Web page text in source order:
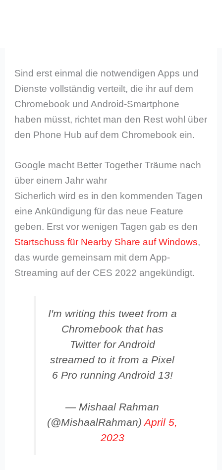
Sind erst einmal die notwendigen Apps und
Dienste vollständig verteilt, die ihr auf dem
Chromebook und Android-Smartphone
haben müsst, richtet man den Rest wohl über
den Phone Hub auf dem Chromebook ein.
Google macht Better Together Träume nach
über einem Jahr wahr
Sicherlich wird es in den kommenden Tagen
eine Ankündigung für das neue Feature
geben. Erst vor wenigen Tagen gab es den
Startschuss für Nearby Share auf Windows,
das wurde gemeinsam mit dem App-
Streaming auf der CES 2022 angekündigt.
I'm writing this tweet from a
Chromebook that has
Twitter for Android
streamed to it from a Pixel
6 Pro running Android 13!
— Mishaal Rahman
(@MishaalRahman)April 5,
2023